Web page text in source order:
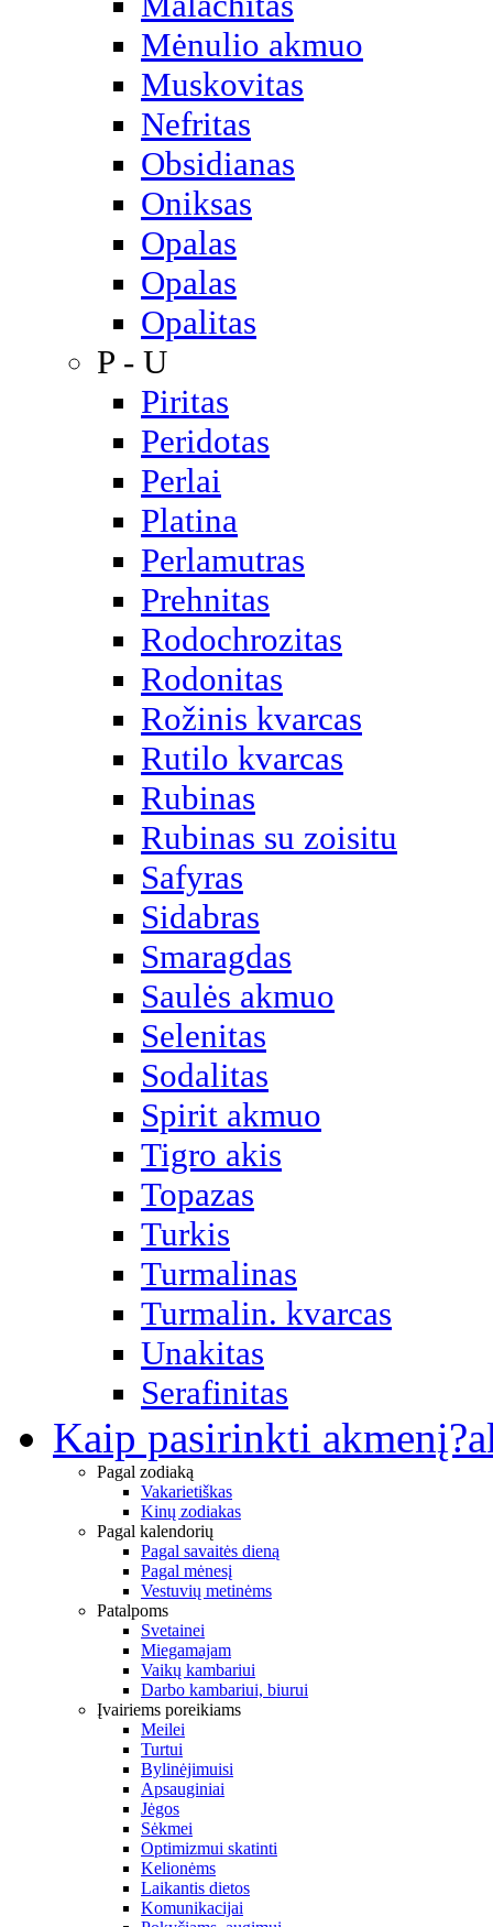
Mėnulio akmuo
Muskovitas
Nefritas
Obsidianas
Oniksas
Opalas
Opalas
Opalitas
P - U
Piritas
Peridotas
Perlai
Platina
Perlamutras
Prehnitas
Rodochrozitas
Rodonitas
Rožinis kvarcas
Rutilo kvarcas
Rubinas
Rubinas su zoisitu
Safyras
Sidabras
Smaragdas
Saulės akmuo
Selenitas
Sodalitas
Spirit akmuo
Tigro akis
Topazas
Turkis
Turmalinas
Turmalin. kvarcas
Unakitas
Serafinitas
Kaip pasirinkti akmenį?
Pagal zodiaką
Vakarietiškas
Kinų zodiakas
Pagal kalendorių
Pagal savaitės dieną
Pagal mėnesį
Vestuvių metinėms
Patalpoms
Svetainei
Miegamajam
Vaikų kambariui
Darbo kambariui, biurui
Įvairiems poreikiams
Meilei
Turtui
Bylinėjimuisi
Apsauginiai
Jėgos
Sėkmei
Optimizmui skatinti
Kelionėms
Laikantis dietos
Komunikacijai